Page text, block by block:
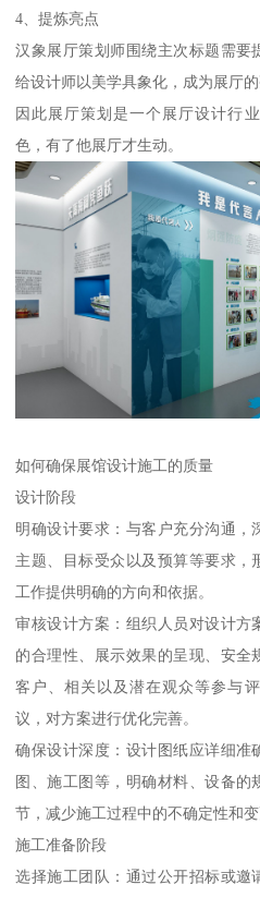
4、提炼亮点
汉象展厅策划师围绕主次标题需要
给设计师以美学具象化，成为展厅的
因此展厅策划是一个展厅设计行
色，有了他展厅才生动。
如何确保展馆设计施工的质量
设计阶段
明确设计要求：与客户充分沟通，
主题、目标受众以及预算等要求，
工作提供明确的方向和依据。
审核设计方案：组织人员对设计方
的合理性、展示效果的呈现、安全
客户、相关以及潜在观众等参与
议，对方案进行优化完善。
确保设计深度：设计图纸应详细准
图、施工图等，明确材料、设备的
节，减少施工过程中的不确定性和变
施工准备阶段
选择施工团队：通过公开招标或邀